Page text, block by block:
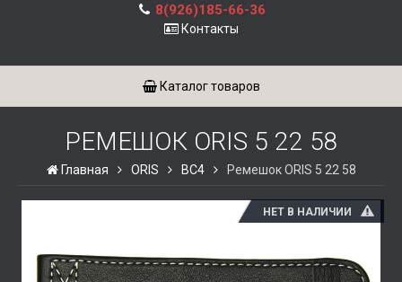
8(926)185-66-36
Контакты
Каталог товаров
РЕМЕШОК ORIS 5 22 58
Главная ORIS BC4 Ремешок ORIS 5 22 58
НЕТ В НАЛИЧИИ